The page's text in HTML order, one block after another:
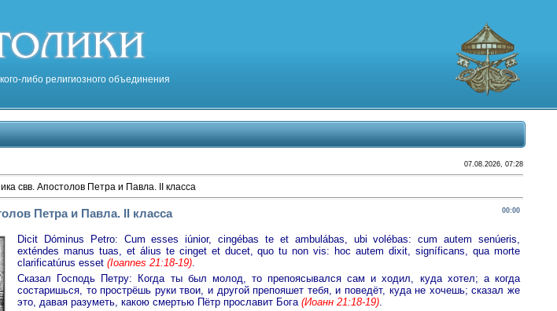
либо религиозного объединения
07.08.2026, 07:28
свв. Апостолов Петра и Павла. II класса
00:00
Петра и Павла. II класса
Dicit Dóminus Petro: Cum esses iúnior, cingébas te et ambulábas, ubi volébas: cum autem senúeris,
exténdes manus tuas, et álius te cinget et ducet, quo tu non vis: hoc autem dixit, signíficans, qua morte
clarificatúrus esset (Ioannes 21:18-19).
Сказал Господь Петру: Когда ты был молод, то препоясывался сам и ходил, куда хотел; а когда
состаришься, то прострёшь руки твои, и другой препояшет тебя, и поведёт, куда не хочешь; сказал же
это, давая разуметь, какою смертью Пётр прославит Бога (Иоанн 21:18-19).